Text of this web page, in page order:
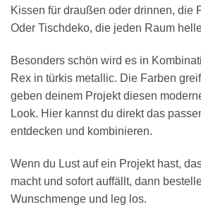
Kissen für draußen oder drinnen, die
Oder Tischdeko, die jeden Raum
Besonders schön wird es in
Rex in türkis metallic. Die Farben
geben deinem Projekt diesen
Look. Hier kannst du direkt das
entdecken und kombinieren.
Wenn du Lust auf ein Projekt hast,
macht und sofort auffällt, dann
Wunschmenge und leg los.